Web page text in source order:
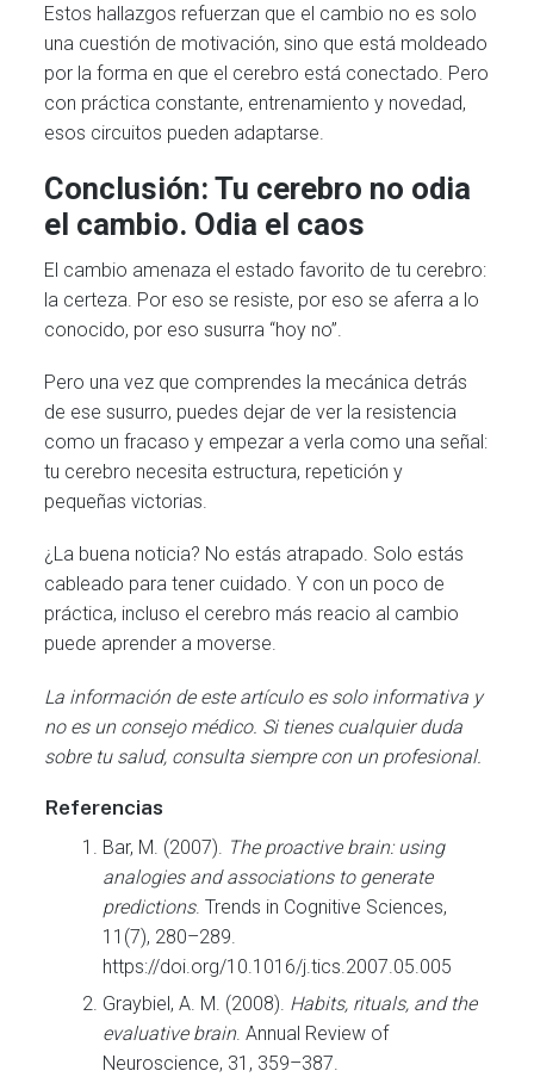
Estos hallazgos refuerzan que el cambio no es solo
una cuestión de motivación, sino que está moldeado
por la forma en que el cerebro está conectado. Pero
con práctica constante, entrenamiento y novedad,
esos circuitos pueden adaptarse.
Conclusión: Tu cerebro no odia
el cambio. Odia el caos
El cambio amenaza el estado favorito de tu cerebro:
la certeza. Por eso se resiste, por eso se aferra a lo
conocido, por eso susurra “hoy no”.
Pero una vez que comprendes la mecánica detrás
de ese susurro, puedes dejar de ver la resistencia
como un fracaso y empezar a verla como una señal:
tu cerebro necesita estructura, repetición y
pequeñas victorias.
¿La buena noticia? No estás atrapado. Solo estás
cableado para tener cuidado. Y con un poco de
práctica, incluso el cerebro más reacio al cambio
puede aprender a moverse.
La información de este artículo es solo informativa y
no es un consejo médico. Si tienes cualquier duda
sobre tu salud, consulta siempre con un profesional.
Referencias
Bar, M. (2007). The proactive brain: using
analogies and associations to generate
predictions. Trends in Cognitive Sciences,
11(7), 280–289.
https://doi.org/10.1016/j.tics.2007.05.005
Graybiel, A. M. (2008). Habits, rituals, and the
evaluative brain. Annual Review of
Neuroscience, 31, 359–387.